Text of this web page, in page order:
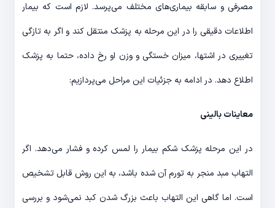
مصرفی و سابقه بیماری‌های مختلف می­‌پرسد. لازم است که بیمار
اطلاعات دقیقی را در این مرحله به پزشک منتقل کند و اگر به تازگی
تغییری در اشتها، میزان خستگی و وزن او رخ داده، حتما به پزشک
اطلاع دهد. در ادامه به جزئیات این مراحل می­‌پردازیم:
معاینات بالینی
در این مرحله پزشک شکم بیمار را لمس کرده و فشار می‌­دهد. اگر
التهاب مبد منجر به تورم آن شده باشد، به این روش قابل تشخیص
است. اما گاهی این التهاب باعث بزرگ شدن کبد نمی‌­شود و بررسی